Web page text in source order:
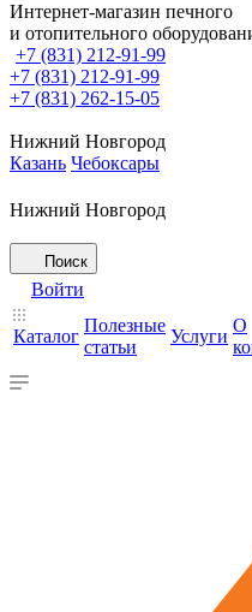
Интернет-магазин печного
и отопительного
+7 (831) 212-91-99
+7 (831) 212-91-99
+7 (831) 262-15-05
Нижний Новгород
Казань Чебоксары
Нижний Новгород
Поиск
Войти
Каталог
Полезные
статьи
Услуги
О